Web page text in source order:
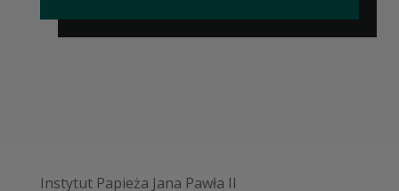
Instytut Papieża Jana Pawła II